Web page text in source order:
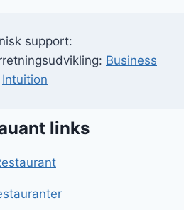
support:
Business
Intuition
links